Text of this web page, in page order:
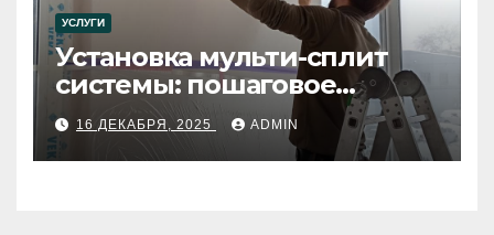
УСЛУГИ
Установка мульти-сплит
системы: пошаговое
руководство
16 ДЕКАБРЯ, 2025 ADMIN